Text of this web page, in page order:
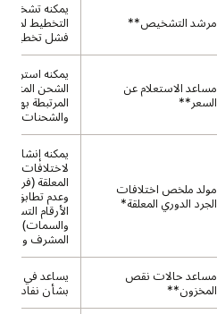
مرشد التشخيص**
يمكنه
التخطيط
فشل تخطيط
مساعد الاستعلام عن
السعر**
يمكنه
الشحن المتاحة
المرتبطة بها
والشحنات.
مولد ملخص اختلافات
الجرد الدوري المعلقة*
يمكنه إنشاء
لاختلافات
المعلقة (فروق
وعدم تطابق
الأرقام
والسمات)
المشرف
مساعد حالات نقص
المخزون**
يساعد في
بشأن نفاد